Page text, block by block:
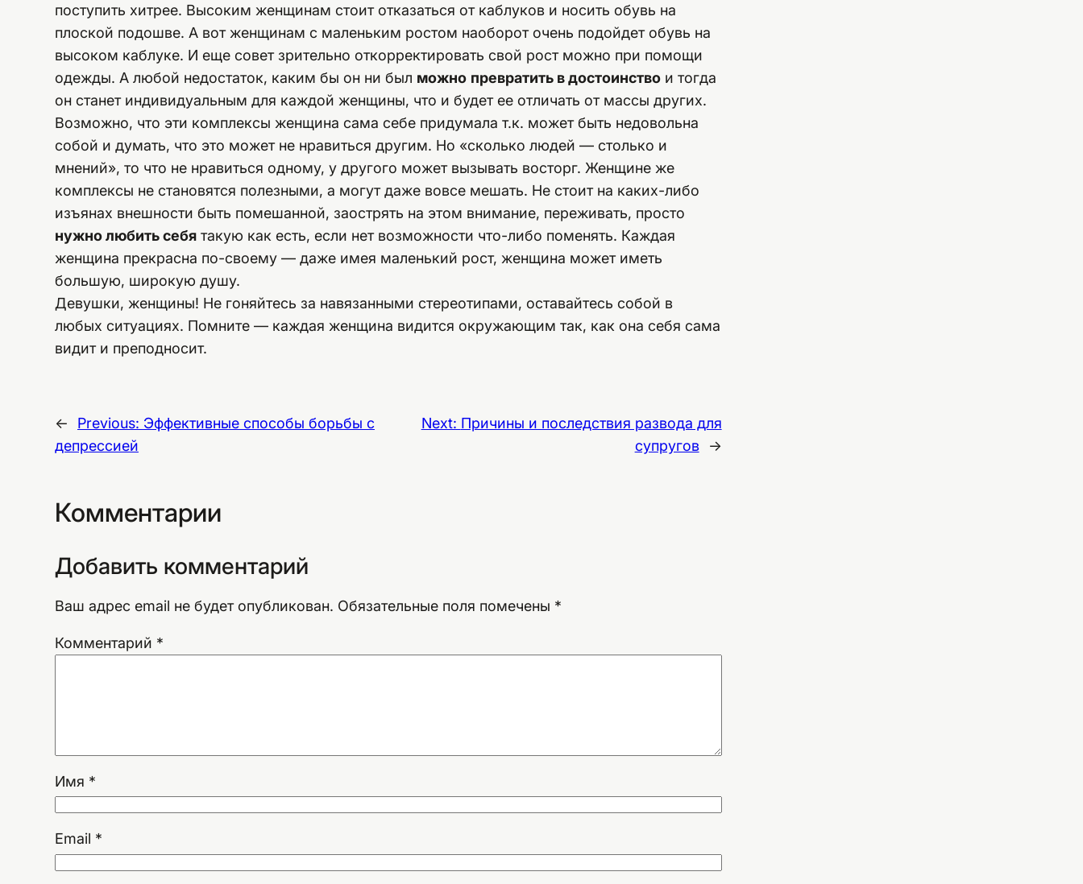
поступить хитрее. Высоким женщинам стоит отказаться от каблуков и носить обувь на
плоской подошве. А вот женщинам с маленьким ростом наоборот очень подойдет обувь на
высоком каблуке. И еще совет зрительно откорректировать свой рост можно при помощи
одежды. А любой недостаток, каким бы он ни был можно превратить в достоинствои тогда
он станет индивидуальным для каждой женщины, что и будет ее отличать от массы других.
Возможно, что эти комплексы женщина сама себе придумала т.к. может быть недовольна
собой и думать, что это может не нравиться другим. Но «сколько людей — столько и
мнений», то что не нравиться одному, у другого может вызывать восторг. Женщине же
комплексы не становятся полезными, а могут даже вовсе мешать. Не стоит на каких-либо
изъянах внешности быть помешанной, заострять на этом внимание, переживать, просто
нужно любить себятакую как есть, если нет возможности что-либо поменять. Каждая
женщина прекрасна по-своему — даже имея маленький рост, женщина может иметь
большую, широкую душу.
Девушки, женщины! Не гоняйтесь за навязанными стереотипами, оставайтесь собой в
любых ситуациях. Помните — каждая женщина видится окружающим так, как она себя сама
видит и преподносит.
← Previous: Эффективные способы борьбы с
депрессией
Next: Причины и последствия развода для
супругов
→
Комментарии
Добавить комментарий
Ваш адрес email не будет опубликован. Обязательные поля помечены *
Комментарий *
Имя *
Email *